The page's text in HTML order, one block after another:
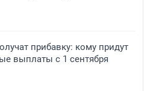
прибавку: кому придут
выплаты с 1 сентября